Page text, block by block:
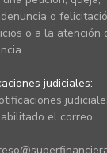
o
o a la atención
judiciales:
el correo